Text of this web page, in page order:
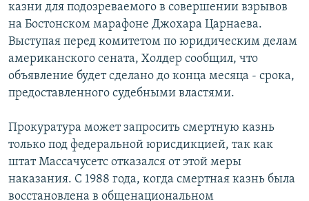
казни для подозреваемого в совершении взрывов
на Бостонском марафоне Джохара Царнаева.
Выступая перед комитетом по юридическим делам
американского сената, Холдер сообщил, что
объявление будет сделано до конца месяца - срока,
предоставленного судебными властями.
Прокуратура может запросить смертную казнь
только под федеральной юрисдикцией, так как
штат Массачусетс отказался от этой меры
наказания. С 1988 года, когда смертная казнь была
восстановлена в общенациональном